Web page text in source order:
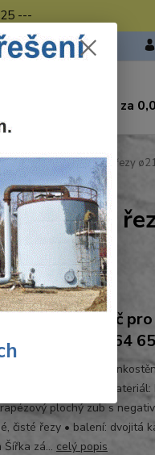
---
za
pro pokos.pily přesné řezy
přesné
produkt
pilový kotouč pro
ø216x30 Z64
s hřebíky, plasty,
diamantem • materiál:
plochý zub s
čisté řezy • balení: dvojitá
Šířka zá... celý popis